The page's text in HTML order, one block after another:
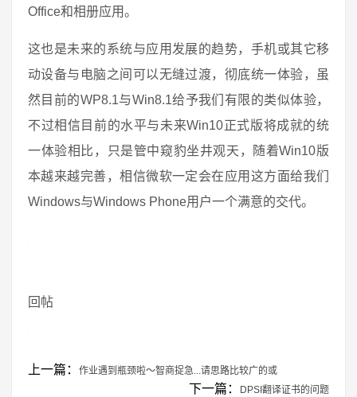
Office和相册应用。
这也是未来的系统与应用发展的趋势，手机或其它移
动设备与电脑之间可以无缝过渡，彻底统一体验，虽
然目前的WP8.1与Win8.1给予我们有限的类似体验，
不过相信目前的水平与未来Win10正式版将成就的统
一体验相比，只是管中窥豹坐井观天，随着Win10版
本越来越完善，相信微软一定会在应用这方面给我们
Windows与Windows Phone用户一个满意的交代。
回帖
上一篇： 作业遇到瓶颈啦～智商捉急...请思路比较广的或
下一篇： DPSI翻译证书的问题